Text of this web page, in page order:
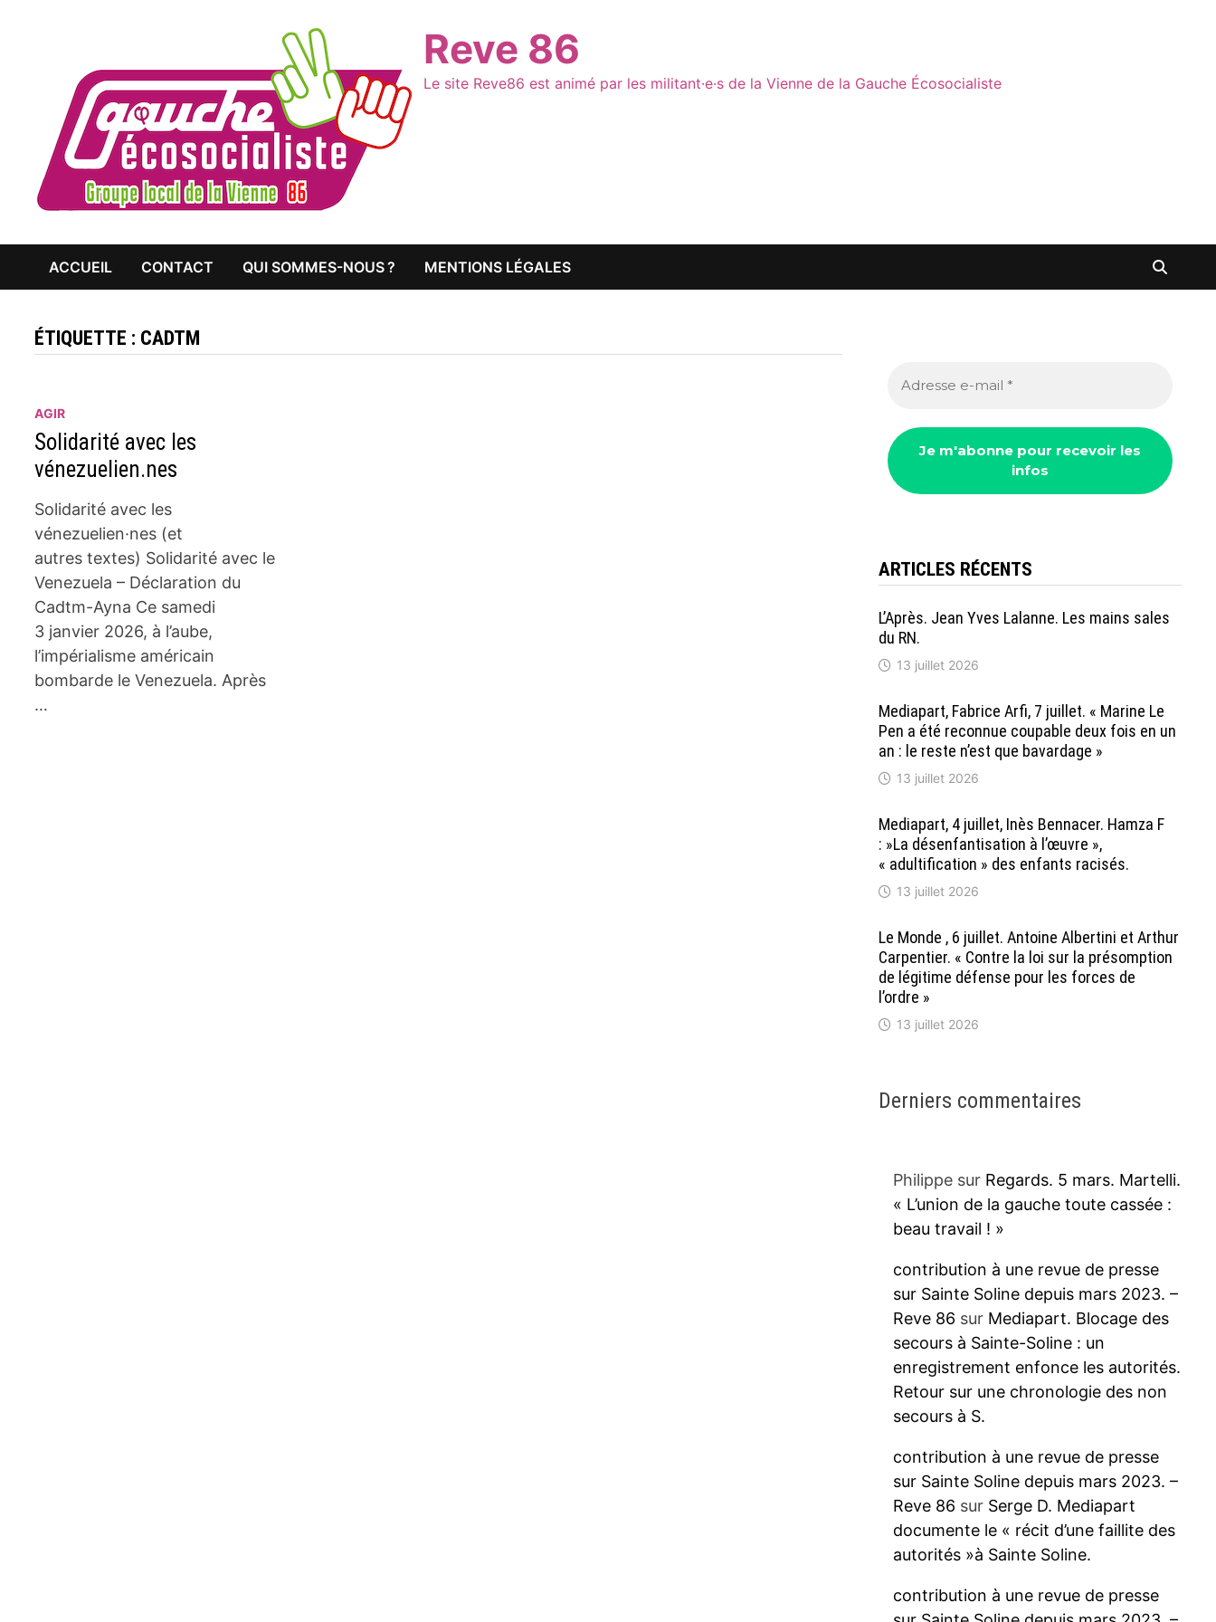
Reve 86
Le site Reve86 est animé par les militant·e·s de la Vienne de la Gauche Écosocialiste
ACCUEIL CONTACT QUI SOMMES-NOUS ? MENTIONS LÉGALES
ÉTIQUETTE : CADTM
AGIR
Solidarité avec les
vénezuelien.nes
Solidarité avec les
vénezuelien·nes (et
autres textes) Solidarité avec le
Venezuela – Déclaration du
Cadtm-Ayna Ce samedi
3 janvier 2026, à l’aube,
l’impérialisme américain
bombarde le Venezuela. Après
…
ARTICLES RÉCENTS
L’Après. Jean Yves Lalanne. Les mains sales
du RN.
13 juillet 2026
Mediapart, Fabrice Arfi, 7 juillet. « Marine Le
Pen a été reconnue coupable deux fois en un
an : le reste n’est que bavardage »
13 juillet 2026
Mediapart, 4 juillet, Inès Bennacer. Hamza F
: »La désenfantisation à l’œuvre »,
« adultification » des enfants racisés.
13 juillet 2026
Le Monde , 6 juillet. Antoine Albertini et Arthur
Carpentier. « Contre la loi sur la présomption
de légitime défense pour les forces de
l’ordre »
13 juillet 2026
Derniers commentaires
Philippesur Regards. 5 mars. Martelli.
« L’union de la gauche toute cassée :
beau travail ! »
contribution à une revue de presse
sur Sainte Soline depuis mars 2023. –
Reve 86 sur Mediapart. Blocage des
secours à Sainte-Soline : un
enregistrement enfonce les autorités.
Retour sur une chronologie des non
secours à S.
contribution à une revue de presse
sur Sainte Soline depuis mars 2023. –
Reve 86 sur Serge D. Mediapart
documente le « récit d’une faillite des
autorités »à Sainte Soline.
contribution à une revue de presse